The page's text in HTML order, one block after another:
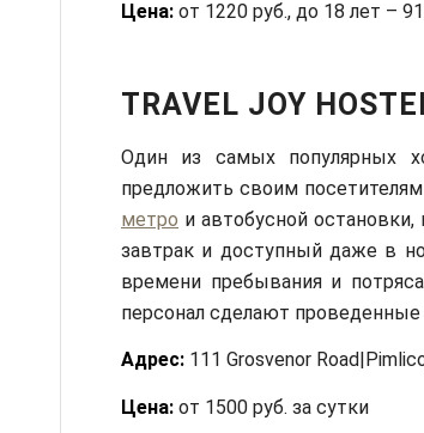
Цена: от 1220 руб., до 18 лет –
TRAVEL JOY
Один из самых популярных
предложить своим
метро и автобусной
завтрак и доступный даже в
времени пребывания и
персонал сделают
Адрес: 111 Grosvenor
Цена: от 1500 руб. за сутки